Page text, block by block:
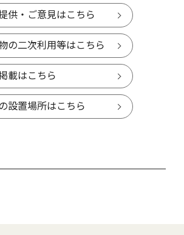
供・ご意見はこちら
の二次利用等はこちら
載はこちら
設置場所はこちら